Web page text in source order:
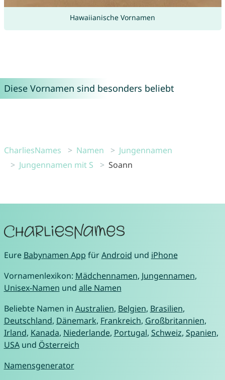
Hawaiianische Vornamen
Diese Vornamen sind besonders beliebt
CharliesNames Namen
Jungennamen
Jungennamen mit S
Soann
Eure Babynamen App fürAndroid und iPhone
Vornamenlexikon: Mädchennamen, Jungennamen,
Unisex-Namen und alle Namen
Beliebte Namen in Australien, Belgien, Brasilien,
Deutschland, Dänemark, Frankreich, Großbritannien,
Irland, Kanada, Niederlande, Portugal, Schweiz, Spanien,
USAund Österreich
Namensgenerator